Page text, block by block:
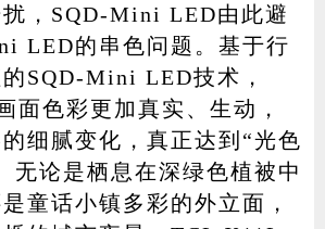
，SQD-Mini LED由此避
LED的串色问题。基于行
SQD-Mini LED技术，
面色彩更加真实、生动，
细腻变化，真正达到“光色
无论是栖息在深绿色植被中
童话小镇多彩的外立面，